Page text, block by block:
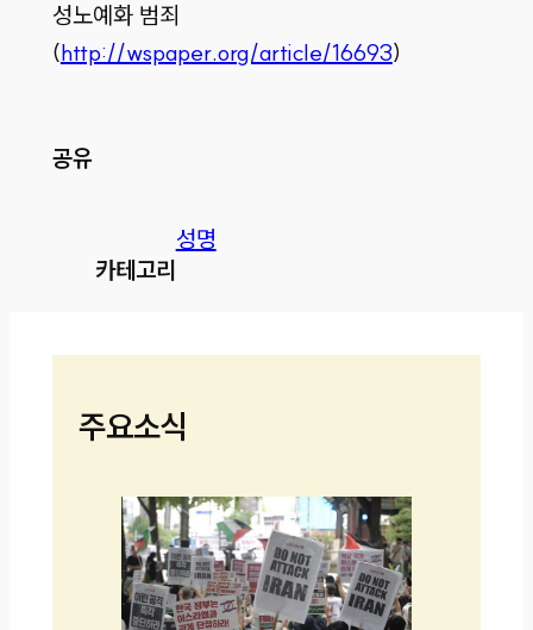
성노예화 범죄
(http://wspaper.org/article/16693)
공유
카테고리
성명
주요소식